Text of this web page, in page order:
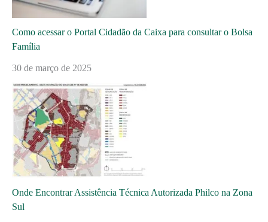
Como acessar o Portal Cidadão da Caixa para consultar o Bolsa
Família
30 de março de 2025
Onde Encontrar Assistência Técnica Autorizada Philco na Zona
Sul